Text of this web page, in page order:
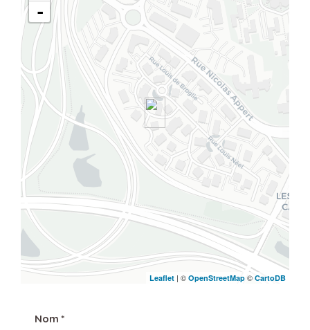
-
Leaflet | © OpenStreetMap © CartoDB
Nom *